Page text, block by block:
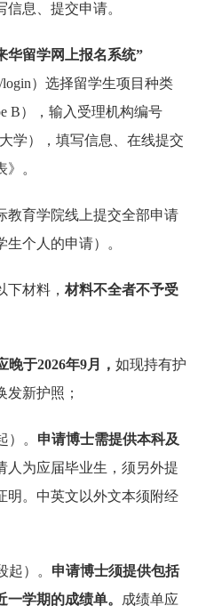
息、提交申请。
华留学网上报名系统”
login）选择留学生项目种类
B），输入受理机构编号
大学），填写信息、在线提交
。
教育学院线上提交全部申请
个人的申请）。
材料， 材料不全者不予受
晚于2026年9月， 如现持有护
新护照；
。 申请博士需提供本科及
人为应届毕业生，须另外提
明。中英文以外文本须附经
）。 申请博士须提供包括
学期的成绩单。
成绩单应